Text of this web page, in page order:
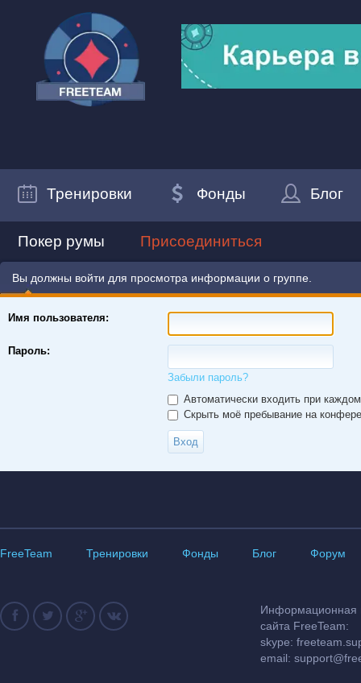
Тренировки Фонды Блог
Покер румы Присоединиться
Вы должны войти для просмотра информации о группе.
Имя пользователя:
Пароль:
Забыли пароль?
Автоматически входить при
Скрыть моё пребывание на
FreeTeam Тренировки Фонды Блог Форум
Информационная
сайта FreeTeam:
skype:
email: